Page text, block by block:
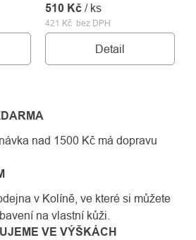
421 Kč bez DPH
510 Kč / ks
Detail
nad 1500 Kč má dopravu
v Kolíně, ve které si můžete
na vlastní kůži.
VE VÝŠKÁCH